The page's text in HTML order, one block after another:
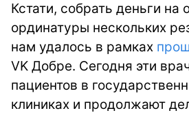
Кстати, собрать деньги на
ординатуры нескольких
нам удалось в рамках
VK Добре. Сегодня эти
пациентов в
клиниках и продолжают